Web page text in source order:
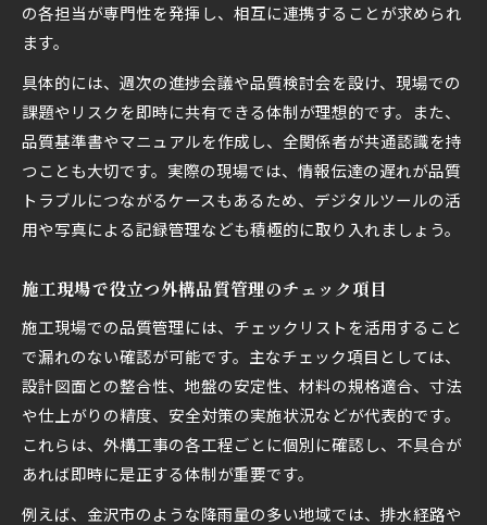
の各担当が専門性を発揮し、相互に連携することが求められ
ます。
具体的には、週次の進捗会議や品質検討会を設け、現場での
課題やリスクを即時に共有できる体制が理想的です。また、
品質基準書やマニュアルを作成し、全関係者が共通認識を持
つことも大切です。実際の現場では、情報伝達の遅れが品質
トラブルにつながるケースもあるため、デジタルツールの活
用や写真による記録管理なども積極的に取り入れましょう。
施工現場で役立つ外構品質管理のチェック項目
施工現場での品質管理には、チェックリストを活用すること
で漏れのない確認が可能です。主なチェック項目としては、
設計図面との整合性、地盤の安定性、材料の規格適合、寸法
や仕上がりの精度、安全対策の実施状況などが代表的です。
これらは、外構工事の各工程ごとに個別に確認し、不具合が
あれば即時に是正する体制が重要です。
例えば、金沢市のような降雨量の多い地域では、排水経路や